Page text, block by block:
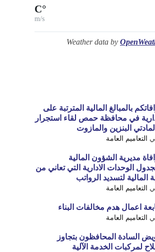
°C
m/s
Weather data by
بالمبالغ المالية المترتبة على
في محافظة حمص لقاء استجرار
البنزين والمازوت
التعاميم العامة
مديرية الشؤون المالية
الوحدات الادارية التي تعاني من
لتسديد الرواتب
التعاميم العامة
اعمال هدم مخالفات البناء
التعاميم العامة
السادة المحافظون بتجاوز
لمركبات الخدمة الآلية